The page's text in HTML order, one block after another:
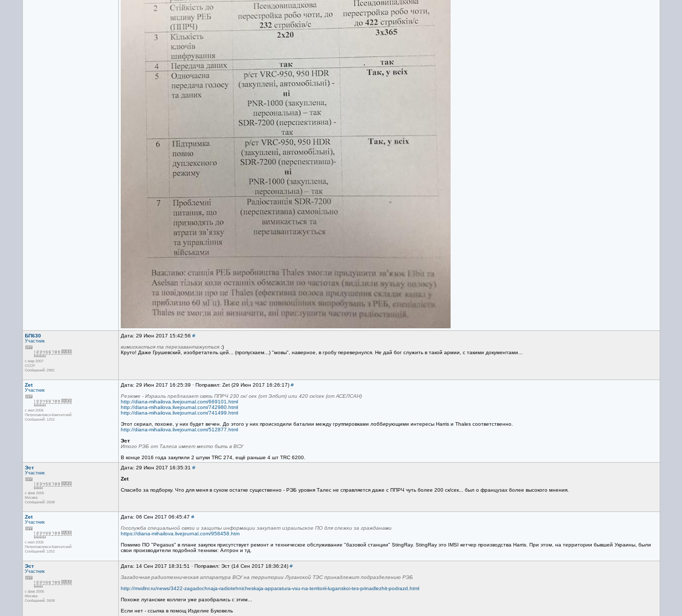
БП630
Участник
с мар 2007
CCCP
Сообщений: 2981
Дата: 29 Июн 2017 15:42:56 #
вимискасться та перезавантажусться :)
Круто! Даже Грушевский, изобретатель цей... (пропускаем...) "мовы", наверное, в гробу перевернулся. Не дай бог служить в такой армии, с такими документами...
Zet
Участник
с июл 2006
Петропавловск-Камчатский
Сообщений: 1252
Дата: 29 Июн 2017 16:25:39 · Поправил: Zet (29 Июн 2017 16:26:17) #
Резюме - Израиль предлагает связь ППРЧ 230 ск/ сек (от Элбит) или 420 ск/сек (от АСЕЛСАН)
http://diana-mihailova.livejournal.com/669101.html
http://diana-mihailova.livejournal.com/742980.html
http://diana-mihailova.livejournal.com/741499.html
Этот сериал, похоже, у них будет вечен. До этого у них происходили баталии между группировками лоббирующими интересы Harris и Thales соответственно.
http://diana-mihailova.livejournal.com/512877.html
Эст
Итого РЭБ от Талеса имеет место быть в ВСУ
В конце 2016 года закупили 2 штуки TRC 274, ещё раньше 4 шт TRC 6200.
Эст
Участник
с фев 2005
Москва
Сообщений: 2608
Дата: 29 Июн 2017 16:35:31 #
Zet
Спасибо за подборку. Что для меня в сухом остатке существенно - РЭБ уровня Талес не справляется даже с ППРЧ чуть более 200 ск/сек... был о французах более высокого мнения.
Zet
Участник
с июл 2006
Петропавловск-Камчатский
Сообщений: 1252
Дата: 06 Сен 2017 06:45:47 #
Госслужба специальной связи и защиты информации закупает израильское ПО для слежки за гражданами
https://diana-mihailova.livejournal.com/958458.htm
Помимо ПО "Pegasus" в плане закупок присутствует ремонт и техническое обслуживание "базовой станции" StingRay. StingRay это IMSI кетчер производства Harris. При этом, на территории бывшей Украины, были
свои производители подобной техники: Алтрон и тд.
Эст
Участник
с фев 2005
Москва
Сообщений: 2608
Дата: 14 Сен 2017 18:31:51 · Поправил: Эст (14 Сен 2017 18:36:24) #
Загадочная радиотехническая аппаратура ВСУ на территории Луганской ТЭС принадлежит подразделению РЭБ
http://mvdlnr.ru/news/3422-zagadochnaja-radiotehnicheskaja-apparatura-vsu-na-territorii-luganskoi-tes-prinadlezhit-podrazd.html
Похоже луганские коллеги уже разобрались с этим...
Если нет - ссылка в помощ Изделие Буковель